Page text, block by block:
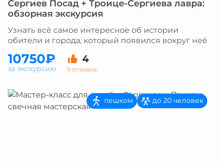
Сергиев Посад + Троице-Сергиева лавра:
обзорная экскурсия
Узнать всё самое интересное об истории
обители и города, который появился вокруг неё
10750₽ 4
9 отзывов
за экскурсию
пешком до 20 человек